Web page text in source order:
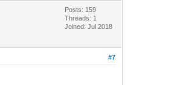
Posts: 159
Threads: 1
Joined: Jul 2018
#7